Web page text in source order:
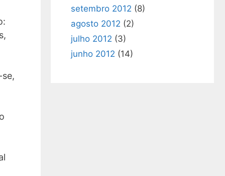
setembro 2012 (8)
agosto 2012 (2)
julho 2012 (3)
junho 2012 (14)